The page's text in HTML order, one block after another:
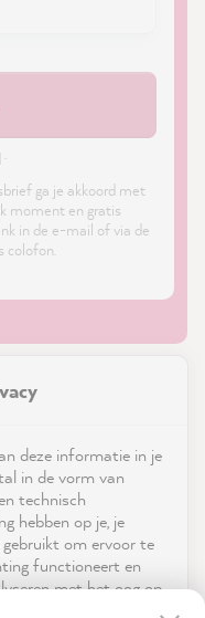
ga je akkoord met
moment en gratis
in de e-mail of via de
colofon.
deze informatie in je
in de vorm van
technisch
hebben op je, je
om ervoor te
functioneert en
met het oog op
io